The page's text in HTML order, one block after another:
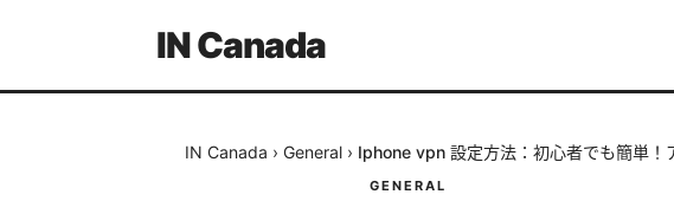
IN Canada
IN Canada › General › Iphone vpn 設定方法：初心者でも簡単
GENERAL